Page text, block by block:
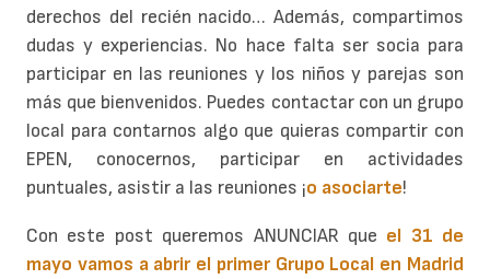
derechos del recién nacido… Además, compartimos
dudas y experiencias. No hace falta ser socia para
participar en las reuniones y los niños y parejas son
más que bienvenidos. Puedes contactar con un grupo
local para contarnos algo que quieras compartir con
EPEN, conocernos, participar en actividades
puntuales, asistir a las reuniones ¡o asociarte!
Con este post queremos ANUNCIAR que el 31 de
mayo vamos a abrir el primer Grupo Local en Madrid